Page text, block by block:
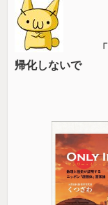
「郷
帰化しないで